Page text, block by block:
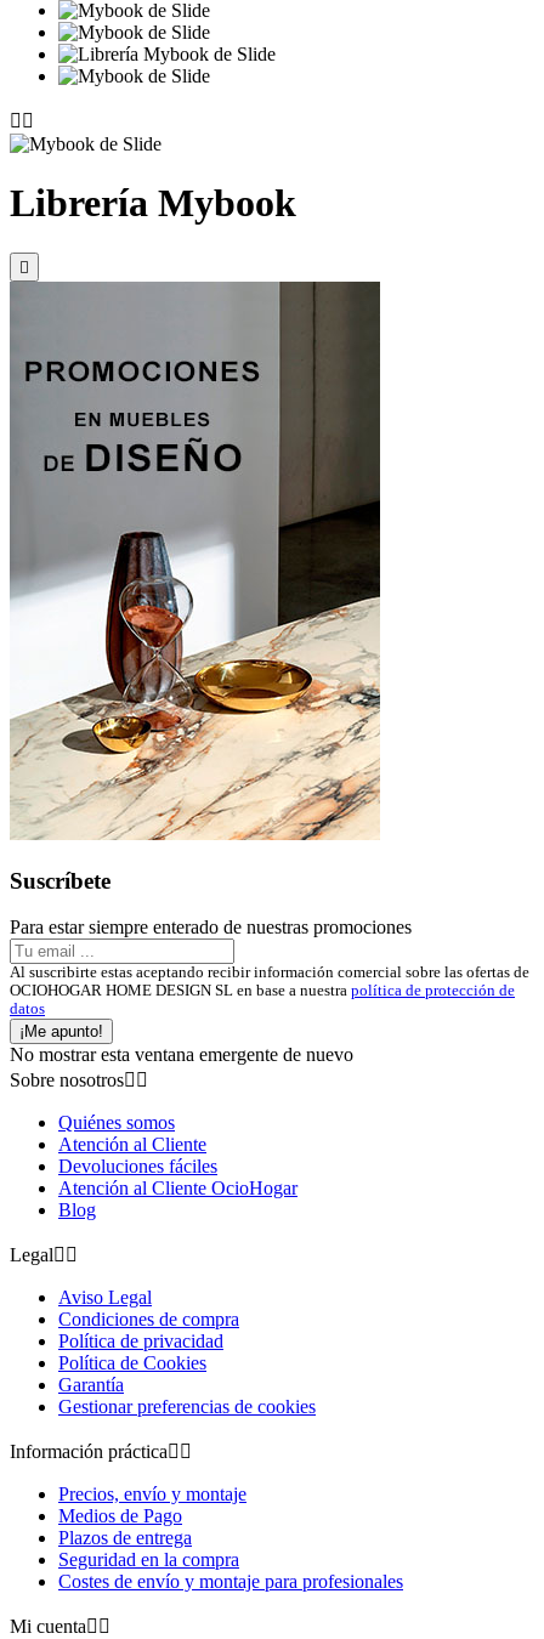
 
Librería Mybook

Suscríbete
Para estar siempre enterado de nuestras promociones
Al suscribirte estas aceptando recibir información comercial sobre las ofertas de
OCIOHOGAR HOME DESIGN SL en base a nuestra política de protección de
datos
¡Me apunto!
No mostrar esta ventana emergente de nuevo
Sobre nosotros 
Quiénes somos
Atención al Cliente
Devoluciones fáciles
Atención al Cliente OcioHogar
Blog
Legal 
Aviso Legal
Condiciones de compra
Política de privacidad
Política de Cookies
Garantía
Gestionar preferencias de cookies
Información práctica 
Precios, envío y montaje
Medios de Pago
Plazos de entrega
Seguridad en la compra
Costes de envío y montaje para profesionales
Mi cuenta 